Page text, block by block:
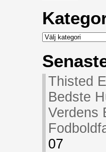
Kategorier
Thisted
Bedste
Verdens
07